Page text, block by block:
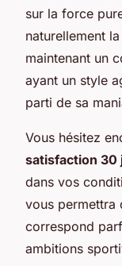
sur la force
naturellement
maintenant un
ayant un style
parti de sa
Vous hésitez
satisfaction 30
dans vos
vous permettra
correspond
ambitions